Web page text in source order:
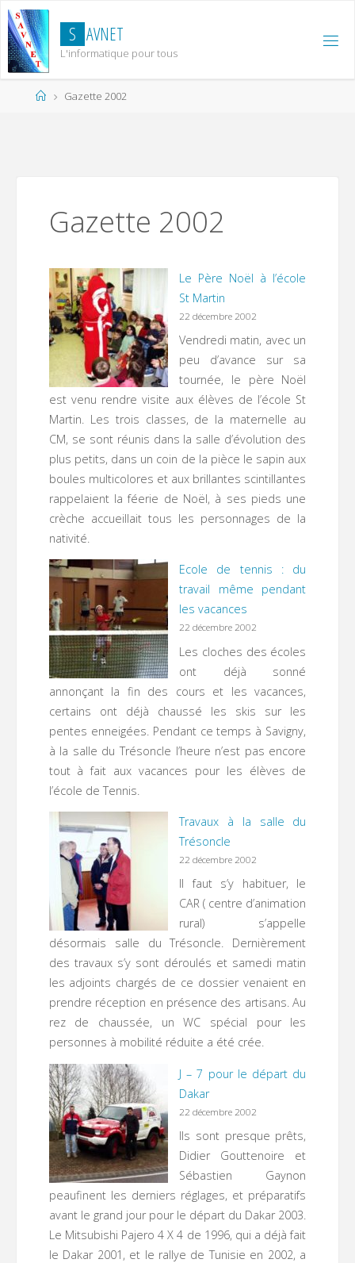
Skip
to
content
S AVNET
L'informatique pour tous
HomeGazette 2002
Gazette 2002
Le Père Noël à l’école
St Martin
22 décembre 2002
Vendredi matin, avec un
peu d’avance sur sa
tournée, le père Noël
est venu rendre visite aux élèves de l’école St
Martin. Les trois classes, de la maternelle au
CM, se sont réunis dans la salle d’évolution des
plus petits, dans un coin de la pièce le sapin aux
boules multicolores et aux brillantes scintillantes
rappelaient la féerie de Noël, à ses pieds une
crèche accueillait tous les personnages de la
nativité.
Ecole de tennis : du
travail même pendant
les vacances
22 décembre 2002
Les cloches des écoles
ont déjà sonné
annonçant la fin des cours et les vacances,
certains ont déjà chaussé les skis sur les
pentes enneigées. Pendant ce temps à Savigny,
à la salle du Trésoncle l’heure n’est pas encore
tout à fait aux vacances pour les élèves de
l’école de Tennis.
Travaux à la salle du
Trésoncle
22 décembre 2002
Il faut s’y habituer, le
CAR ( centre d’animation
rural) s’appelle
désormais salle du Trésoncle. Dernièrement
des travaux s’y sont déroulés et samedi matin
les adjoints chargés de ce dossier venaient en
prendre réception en présence des artisans. Au
rez de chaussée, un WC spécial pour les
personnes à mobilité réduite a été crée.
J – 7 pour le départ du
Dakar
22 décembre 2002
Ils sont presque prêts,
Didier Gouttenoire et
Sébastien Gaynon
peaufinent les derniers réglages, et préparatifs
avant le grand jour pour le départ du Dakar 2003.
Le Mitsubishi Pajero 4 X 4 de 1996, qui a déjà fait
le Dakar 2001, et le rallye de Tunisie en 2002, a